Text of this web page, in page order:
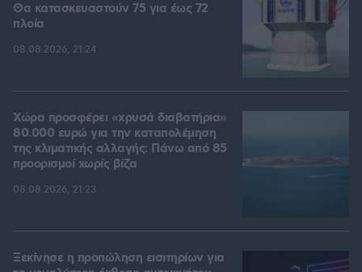
Θα κατασκευαστούν 75 για έως 72
πλοία
08.08.2026, 21:24
Χώρα προσφέρει «χρυσά διαβατήρια»
80.000 ευρώ για την καταπολέμηση
της κλιματικής αλλαγής: Πάνω από 85
προορισμοί χωρίς βίζα
08.08.2026, 21:23
Ξεκίνησε η προπώληση εισιτηρίων για